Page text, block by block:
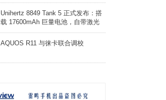
Unihertz 8849 Tank 5 正式发布：搭
载 17600mAh 巨量电池，自带激光
投影旗舰三防手机
AQUOS R11 与徕卡联合调校